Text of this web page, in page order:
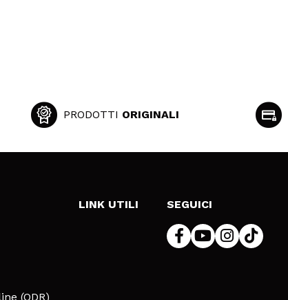
PRODOTTI ORIGINALI
(ODR)
LINK UTILI SEGUICI